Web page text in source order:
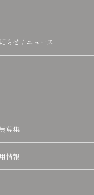
らせ / ニュース
募集
情報